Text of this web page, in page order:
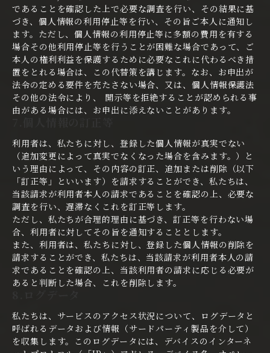
であることを確認した上で必要な調査を行い、その結果に基
づき、個人情報の利用停止等を行い、その旨ご本人に通知し
ます。ただし、個人情報の利用停止等に多額の費用を有する
場合その他利用停止等を行うことが困難な場合であって、ご
本人の権利利益を保護するために必要なこれに代わるべき措
置をとれる場合は、この代替策を講じます。なお、お申出が
法令の定める要件を充たさない場合、又は、個人情報保護法
その他の法令により、 開示等を拒絶することが認められる事
由がある場合には、お申出に添えないことがあります。
利用者は、私たちに対し、登録した個人情報が真実でない
（追加変更によって真実でなくなった場合を含みます。）と
いう理由によって、その内容の訂正、追加または削除（以下
「訂正等」といいます）を請求することができ、私たちは、
当該請求が利用者本人の請求であることを確認の上、必要な
調査を行い、遅滞なくこれを訂正等します。
ただし、私たちが合理的理由に基づき、訂正等を行わない場
合、利用者に対してその旨を通知することとします。
また、利用者は、私たちに対し、登録した個人情報の削除を
請求することができ、私たちは、当該請求が利用者本人の請
求であることを確認の上、当該利用者の請求に応じる必要が
あると判断した場合、これを削除します。
私たちは、サービスのアクセス状況について、ログデータと
呼ばれるデータおよび情報（サードパーティ製品を介して）
を収集します。このログデータには、デバイスのインターネ